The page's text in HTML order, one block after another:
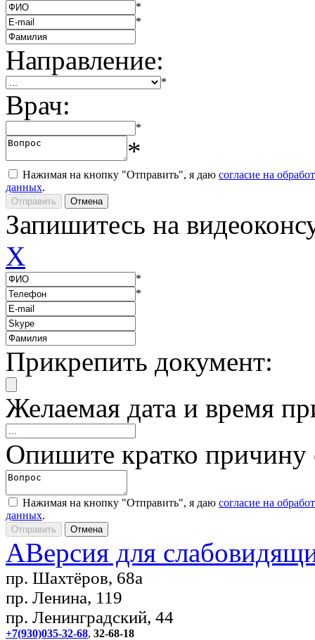
*
*
Направление:
*
Врач:
*
*
Нажимая на кнопку "Отправить", я даю согласие на
данных.
Запишитесь на
X
*
*
Прикрепить документ:
Желаемая дата и время
Опишите кратко
Нажимая на кнопку "Отправить", я даю согласие на
данных.
AВерсия для
пр. Шахтёров, 68а
пр. Ленина, 119
пр. Ленинградский, 44
+7(930)035-32-68, 32-68-18